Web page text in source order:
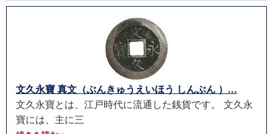
文久永寶 真文（ぶんきゅうえいほう しんぶん ）...
文久永寶とは、江戸時代に流通した銭貨です。 文久永
寶には、主に三